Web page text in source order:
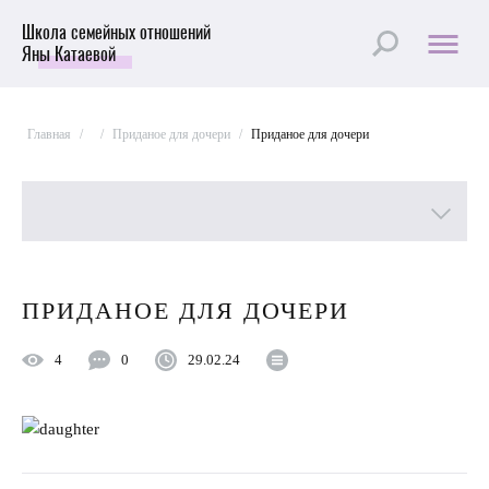
Школа семейных отношений
Яны Катаевой
Главная / / Приданое для дочери / Приданое для дочери
ПРИДАНОЕ ДЛЯ ДОЧЕРИ
4 0 29.02.24
Лучшие статьи
Пройти Тест
Психология отношений
Улучшить отношения с мужем